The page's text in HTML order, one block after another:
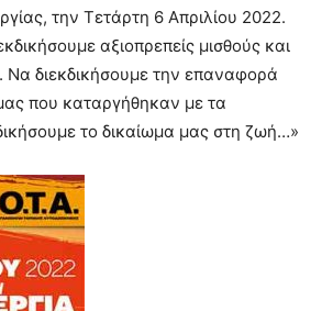
την Τετάρτη 6 Απριλίου 2022.
αξιοπρεπείς μισθούς και
Να διεκδικήσουμε την επαναφορά
που καταργήθηκαν με τα
το δικαίωμα μας στη ζωή…»